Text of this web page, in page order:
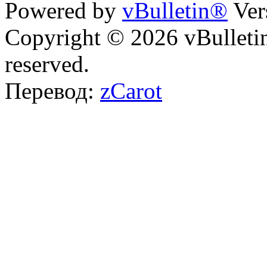
Powered by vBulletin®
Copyright © 2026
reserved.
Перевод: zCarot